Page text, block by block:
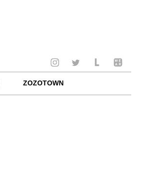
ZOZOTOWN